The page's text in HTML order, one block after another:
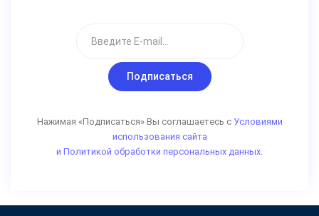
Подписаться
Нажимая «Подписаться» Вы соглашаетесь с Условиями
использования сайта
и Политикой обработки персональных данных.